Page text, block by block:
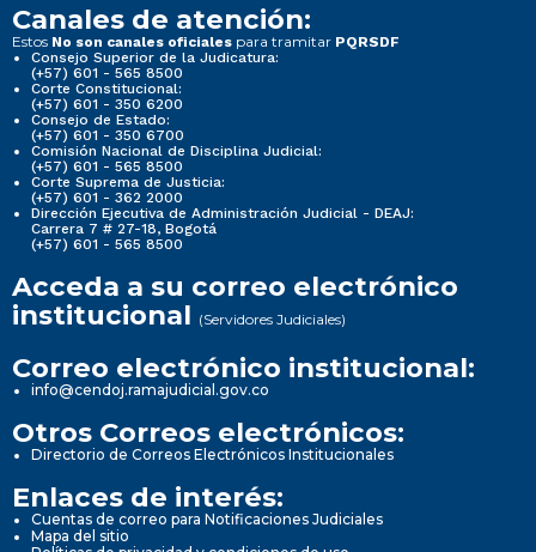
Canales de atención:
Estos No son canales oficiales para tramitar PQRSDF
Consejo Superior de la Judicatura:
(+57) 601 - 565 8500
Corte Constitucional:
(+57) 601 - 350 6200
Consejo de Estado:
(+57) 601 - 350 6700
Comisión Nacional de Disciplina Judicial:
(+57) 601 - 565 8500
Corte Suprema de Justicia:
(+57) 601 - 362 2000
Dirección Ejecutiva de Administración Judicial - DEAJ:
Carrera 7 # 27-18, Bogotá
(+57) 601 - 565 8500
Acceda a su correo electrónico
institucional (Servidores Judiciales)
Correo electrónico institucional:
info@cendoj.ramajudicial.gov.co
Otros Correos electrónicos:
Directorio de Correos Electrónicos Institucionales
Enlaces de interés:
Cuentas de correo para Notificaciones Judiciales
Mapa del sitio